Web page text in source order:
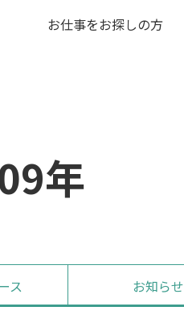
お仕事をお探しの方
年
ス お知らせ